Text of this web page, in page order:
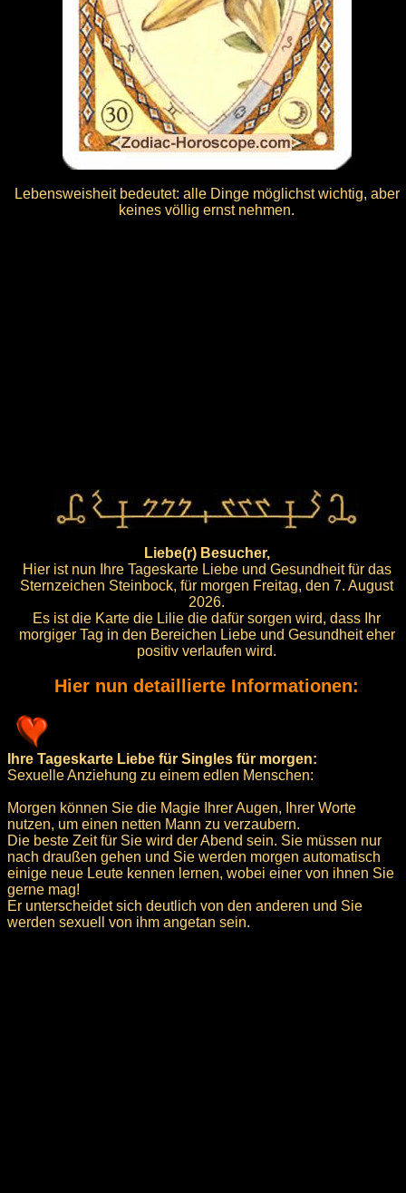
Lebensweisheit bedeutet: alle Dinge möglichst wichtig, aber
keines völlig ernst nehmen.
Liebe(r) Besucher,
Hier ist nun Ihre Tageskarte Liebe und Gesundheit für das
Sternzeichen Steinbock, für morgen Freitag, den 7. August
2026.
Es ist die Karte die Lilie die dafür sorgen wird, dass Ihr
morgiger Tag in den Bereichen Liebe und Gesundheit eher
positiv verlaufen wird.
Hier nun detaillierte Informationen:
Ihre Tageskarte Liebe für Singles für morgen:
Sexuelle Anziehung zu einem edlen Menschen:
Morgen können Sie die Magie Ihrer Augen, Ihrer Worte
nutzen, um einen netten Mann zu verzaubern.
Die beste Zeit für Sie wird der Abend sein. Sie müssen nur
nach draußen gehen und Sie werden morgen automatisch
einige neue Leute kennen lernen, wobei einer von ihnen Sie
gerne mag!
Er unterscheidet sich deutlich von den anderen und Sie
werden sexuell von ihm angetan sein.